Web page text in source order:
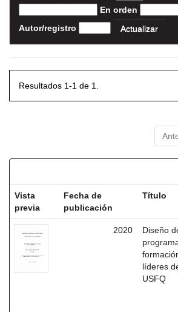
En orden
Autor/registro
Resultados 1-1 de 1.
Vista
previa
Fecha de
publicación
Título
2020
Diseño
líderes
USFQ